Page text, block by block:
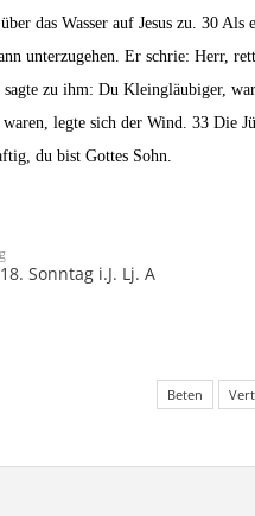
das Wasser auf Jesus zu. 30
unterzugehen. Er schrie: Herr,
zu ihm: Du Kleingläubiger,
waren, legte sich der Wind. 33 Die
du bist Gottes Sohn.
Sonntag i.J. Lj. A
Beten